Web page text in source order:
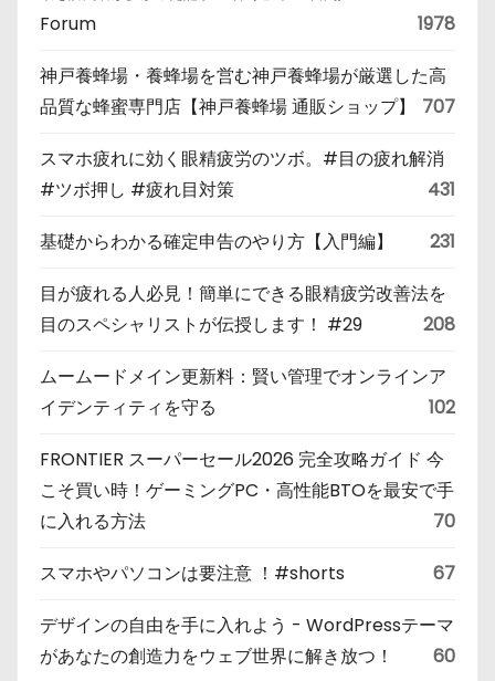
Forum 1978
神戸養蜂場・養蜂場を営む神戸養蜂場が厳選した高
品質な蜂蜜専門店【神戸養蜂場 通販ショップ】
707
スマホ疲れに効く眼精疲労のツボ。#目の疲れ解消
#ツボ押し #疲れ目対策
431
基礎からわかる確定申告のやり方【入門編】 231
目が疲れる人必見！簡単にできる眼精疲労改善法を
目のスペシャリストが伝授します！ #29
208
ムームードメイン更新料：賢い管理でオンラインア
イデンティティを守る
102
FRONTIER スーパーセール2026 完全攻略ガイド 今
こそ買い時！ゲーミングPC・高性能BTOを最安で手
に入れる方法
70
スマホやパソコンは要注意 ！#shorts 67
デザインの自由を手に入れよう - WordPressテーマ
があなたの創造力をウェブ世界に解き放つ！
60